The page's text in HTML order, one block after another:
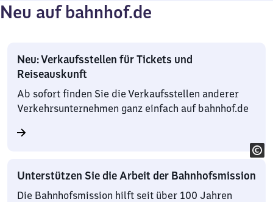
Neu auf bahnhof.de
Neu: Verkaufsstellen für Tickets und
Reiseauskunft
Ab sofort finden Sie die Verkaufsstellen anderer
Verkehrsunternehmen ganz einfach auf bahnhof.de
Unterstützen Sie die Arbeit der Bahnhofsmission
Die Bahnhofsmission hilft seit über 100 Jahren